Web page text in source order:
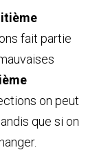
fait partie
on peut
que si on